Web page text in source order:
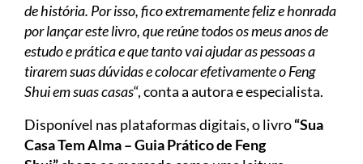
de história. Por isso, fico extremamente feliz e honrada
por lançar este livro, que reúne todos os meus anos de
estudo e prática e que tanto vai ajudar as pessoas a
tirarem suas dúvidas e colocar efetivamente o Feng
Shui em suas casas“, conta a autora e especialista.
Disponível nas plataformas digitais, o livro“Sua
Casa Tem Alma – Guia Prático de Feng